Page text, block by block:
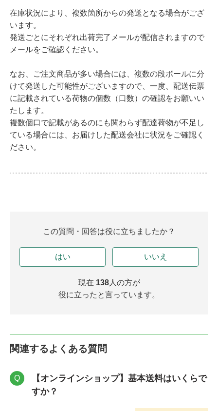
在庫状況により、複数箇所からの発送となる場合がござ
います。
発送ごとにそれぞれ出荷完了メールが配信されますので
メールをご確認ください。
なお、ご注文商品が多い場合には、複数の段ボールに分
けて発送した可能性がございますので、一度、配送伝票
に記載されている荷物の個数（口数）の確認をお願いい
たします。
複数個口で記載があるのにも関わらず配達荷物が不足し
ている場合には、お届けした配送会社に状況をご確認く
ださい。
この質問・回答は役に立ちましたか？
はい いいえ
現在 138人の方が
役に立ったと言っています。
関連するよくある質問
Q
【オンラインショップ】基本送料はいくらで
すか？